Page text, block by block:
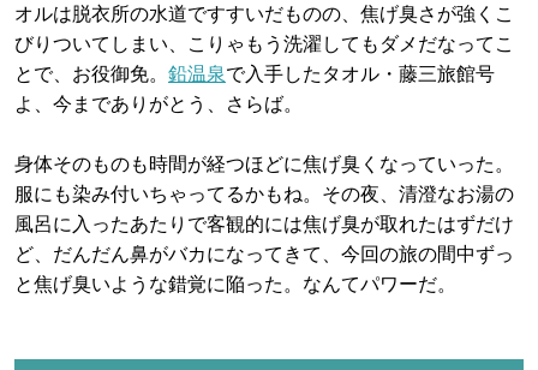
オルは脱衣所の水道ですすいだものの、焦げ臭さが強くこ
びりついてしまい、こりゃもう洗濯してもダメだなってこ
とで、お役御免。 鉛温泉で入手したタオル・藤三旅館号
よ、今までありがとう、さらば。
身体そのものも時間が経つほどに焦げ臭くなっていった。
服にも染み付いちゃってるかもね。その夜、清澄なお湯の
風呂に入ったあたりで客観的には焦げ臭が取れたはずだけ
ど、だんだん鼻がバカになってきて、今回の旅の間中ずっ
と焦げ臭いような錯覚に陥った。なんてパワーだ。